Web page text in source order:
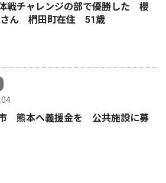
戦チャレンジの部で優勝した 櫻
さん 椚田町在住 51歳
熊本へ義援金を 公共施設に募